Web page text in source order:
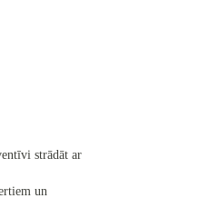
strādāt ar
un